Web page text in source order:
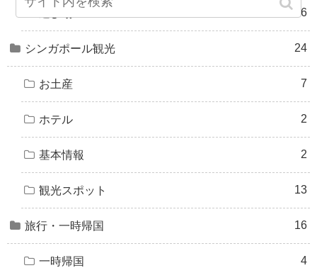
26
シンガポール観光 24
お土産 7
ホテル 2
基本情報 2
観光スポット 13
旅行・一時帰国 16
一時帰国 4